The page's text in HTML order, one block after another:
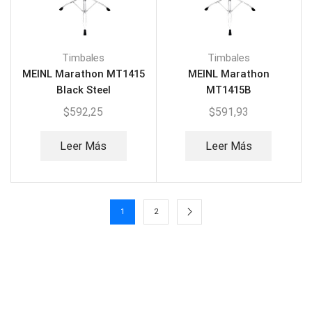
Timbales
MEINL Marathon MT1415
Black Steel
$592,25
Leer Más
Timbales
MEINL Marathon
MT1415B
$591,93
Leer Más
1 2